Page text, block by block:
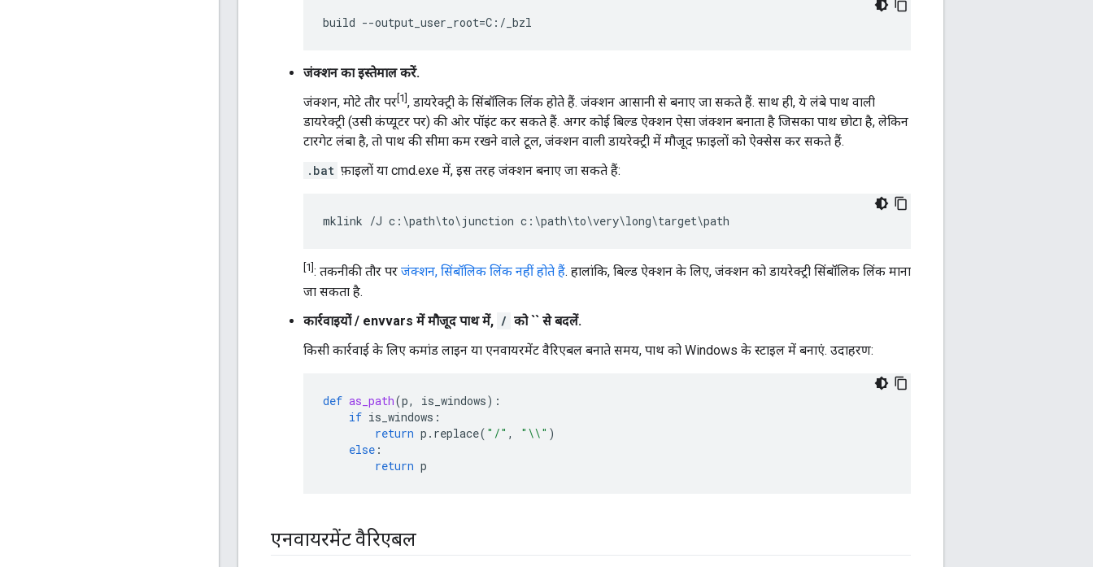
जंक्शन का इस्तेमाल करें.
जंक्शन, मोटे तौर पर [1] , डायरेक्ट्री के सिंबॉलिक लिंक होते हैं. जंक्शन आसानी से बनाए जा सकते हैं. साथ ही, ये लंबे पाथ वाली
डायरेक्ट्री (उसी कंप्यूटर पर) की ओर पॉइंट कर सकते हैं. अगर कोई बिल्ड ऐक्शन ऐसा जंक्शन बनाता है जिसका पाथ छोटा है, लेकिन
टारगेट लंबा है, तो पाथ की सीमा कम रखने वाले टूल, जंक्शन वाली डायरेक्ट्री में मौजूद फ़ाइलों को ऐक्सेस कर सकते हैं.
.bat फ़ाइलों या cmd.exe में, इस तरह जंक्शन बनाए जा सकते हैं:
[1] : तकनीकी तौर पर जंक्शन, सिंबॉलिक लिंक नहीं होते हैं. हालांकि, बिल्ड ऐक्शन के लिए, जंक्शन को डायरेक्ट्री सिंबॉलिक लिंक माना
जा सकता है.
कार्रवाइयों / envvars में मौजूद पाथ में, / को `` से बदलें.
किसी कार्रवाई के लिए कमांड लाइन या एनवायरमेंट वैरिएबल बनाते समय, पाथ को Windows के स्टाइल में बनाएं. उदाहरण:
def as_path(p, is_windows):
if is_windows :
return p . replace( "/" , " \\" )
else :
return p
एनवायरमेंट वैरिएबल